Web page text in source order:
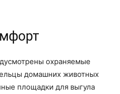
охраняемые
домашних животных
площадки для выгула